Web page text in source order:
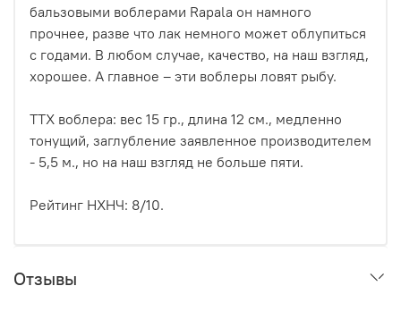
бальзовыми воблерами Rapala он намного
прочнее, разве что лак немного может облупиться
с годами. В любом случае, качество, на наш взгляд,
хорошее. А главное – эти воблеры ловят рыбу.
ТТХ воблера: вес 15 гр., длина 12 см., медленно
тонущий, заглубление заявленное производителем
- 5,5 м., но на наш взгляд не больше пяти.
Рейтинг НХНЧ: 8/10.
Отзывы